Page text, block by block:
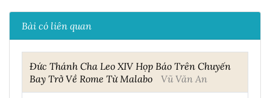
Bài có liên quan
Đức Thánh Cha Leo XIV Họp Báo Trên Chuyến
Bay Trở Về Rome Từ Malabo
Vũ Văn An